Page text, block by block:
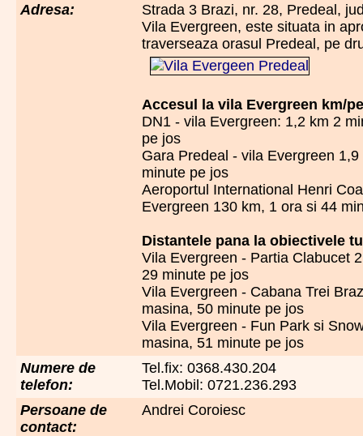
Adresa:
Strada 3 Brazi, nr. 28, Predeal,
Vila Evergreen, este situata in
traverseaza orasul Predeal, pe
Accesul la vila Evergreen km/
DN1 - vila Evergreen: 1,2 km 2
pe jos
Gara Predeal - vila Evergreen
minute pe jos
Aeroportul International Henri
Evergreen 130 km, 1 ora si 44
Distantele pana la obiectivele
Vila Evergreen - Partia Clabucet
29 minute pe jos
Vila Evergreen - Cabana Trei
masina, 50 minute pe jos
Vila Evergreen - Fun Park si
masina, 51 minute pe jos
Numere de
telefon:
Tel.fix: 0368.430.204
Tel.Mobil: 0721.236.293
Persoane de
contact:
Andrei Coroiesc